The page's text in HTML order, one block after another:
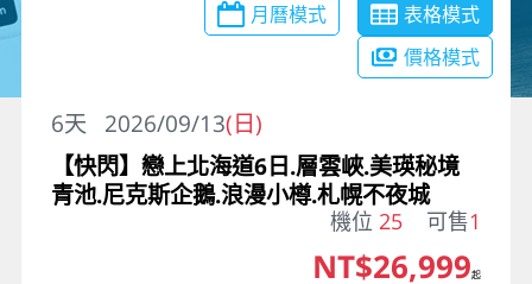
月曆模式
表格模式
價格模式
2026/09/13(日)
6天
【快閃】戀上北海道6日.層雲峽.美瑛秘境
青池.尼克斯企鵝.浪漫小樽.札幌不夜城
機位 25 可售1
NT$26,999起